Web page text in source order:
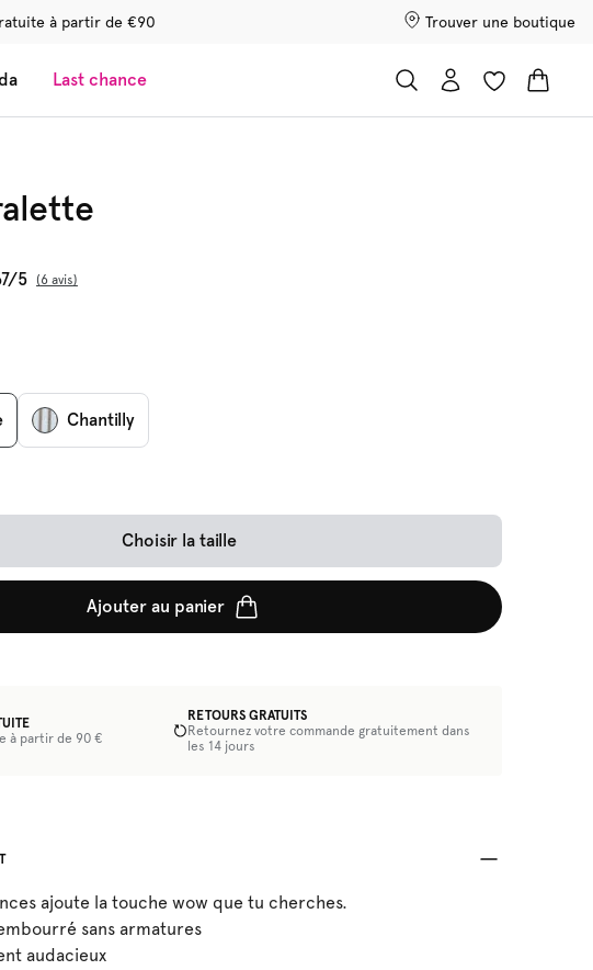
à partir de €90 Trouver une boutique
Last chance
5
6 avis
Chantilly
Choisir la taille
Ajouter au panier
à partir de 90 €
RETOURS GRATUITS
Retournez votre commande gratuitement dans
les 14 jours
ajoute la touche wow que tu cherches.
sans armatures
audacieux